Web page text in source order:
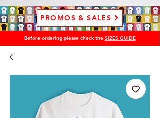
PROMOS & SALES
Before ordering please check the SIZES GUIDE